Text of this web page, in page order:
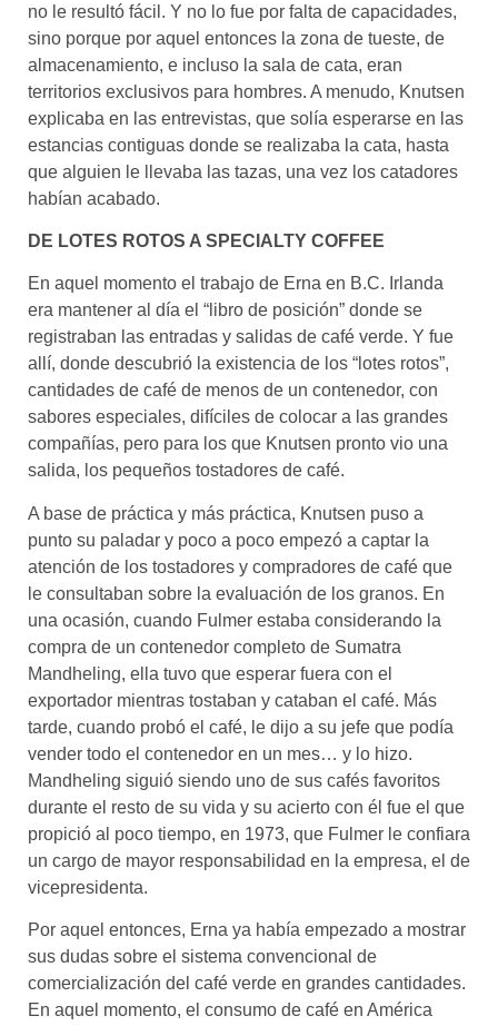
no le resultó fácil. Y no lo fue por falta de capacidades,
sino porque por aquel entonces la zona de tueste, de
almacenamiento, e incluso la sala de cata, eran
territorios exclusivos para hombres. A menudo, Knutsen
explicaba en las entrevistas, que solía esperarse en las
estancias contiguas donde se realizaba la cata, hasta
que alguien le llevaba las tazas, una vez los catadores
habían acabado.
DE LOTES ROTOS A SPECIALTY COFFEE
En aquel momento el trabajo de Erna en B.C. Irlanda
era mantener al día el “libro de posición” donde se
registraban las entradas y salidas de café verde. Y fue
allí, donde descubrió la existencia de los “lotes rotos”,
cantidades de café de menos de un contenedor, con
sabores especiales, difíciles de colocar a las grandes
compañías, pero para los que Knutsen pronto vio una
salida, los pequeños tostadores de café.
A base de práctica y más práctica, Knutsen puso a
punto su paladar y poco a poco empezó a captar la
atención de los tostadores y compradores de café que
le consultaban sobre la evaluación de los granos. En
una ocasión, cuando Fulmer estaba considerando la
compra de un contenedor completo de Sumatra
Mandheling, ella tuvo que esperar fuera con el
exportador mientras tostaban y cataban el café. Más
tarde, cuando probó el café, le dijo a su jefe que podía
vender todo el contenedor en un mes… y lo hizo.
Mandheling siguió siendo uno de sus cafés favoritos
durante el resto de su vida y su acierto con él fue el que
propició al poco tiempo, en 1973, que Fulmer le confiara
un cargo de mayor responsabilidad en la empresa, el de
vicepresidenta.
Por aquel entonces, Erna ya había empezado a mostrar
sus dudas sobre el sistema convencional de
comercialización del café verde en grandes cantidades.
En aquel momento, el consumo de café en América